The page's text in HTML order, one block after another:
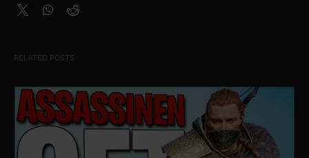
RELATED POSTS